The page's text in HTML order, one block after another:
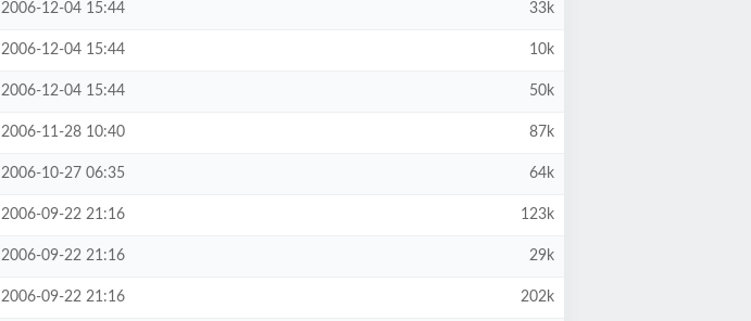
2006-12-04 15:44 33k
2006-12-04 15:44 10k
2006-12-04 15:44 50k
2006-11-28 10:40 87k
2006-10-27 06:35 64k
2006-09-22 21:16 123k
2006-09-22 21:16 29k
2006-09-22 21:16 202k